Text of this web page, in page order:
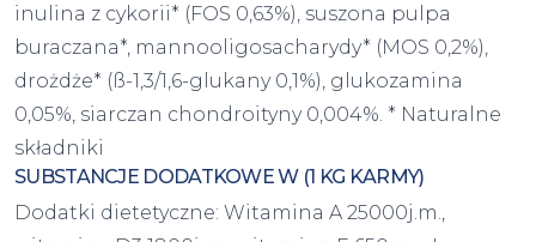
inulina z cykorii* (FOS 0,63%), suszona pulpa
buraczana*, mannooligosacharydy* (MOS 0,2%),
drożdże* (ß-1,3/1,6-glukany 0,1%), glukozamina
0,05%, siarczan chondroityny 0,004%. * Naturalne
składniki
SUBSTANCJE DODATKOWE W (1 KG KARMY)
Dodatki dietetyczne: Witamina A 25000j.m.,